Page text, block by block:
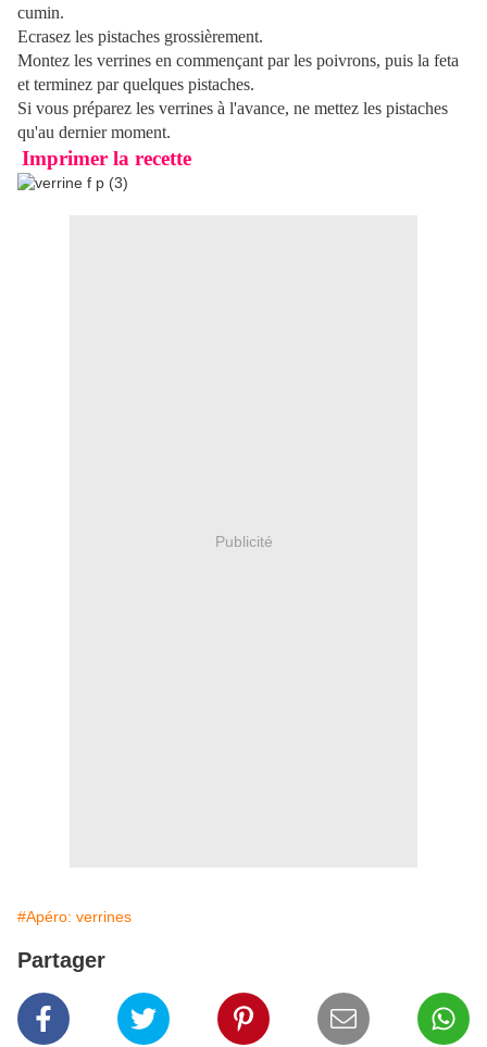
cumin.
Ecrasez les pistaches grossièrement.
Montez les verrines en commençant par les poivrons, puis la feta
et terminez par quelques pistaches.
Si vous préparez les verrines à l'avance, ne mettez les pistaches
qu'au dernier moment.
Imprimer la recette
Publicité
#Apéro: verrines
Partager